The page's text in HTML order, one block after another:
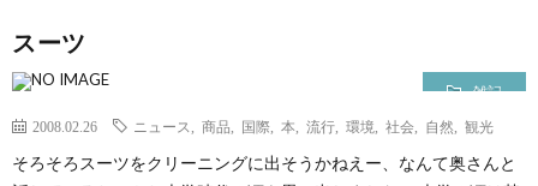
スーツ
雑記
2008.02.26 ニュース 商品 国際 本 流行 環境 社会 自然 観光
そろそろスーツをクリーニングに出そうかねえー、なんて奥さんと